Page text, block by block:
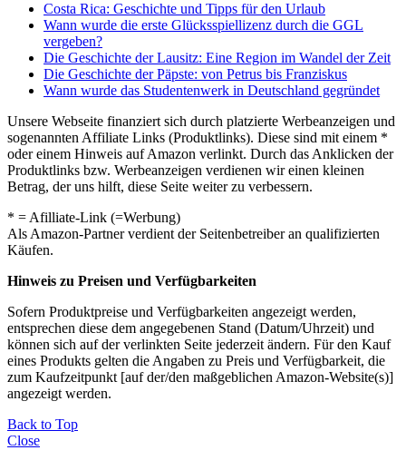
Costa Rica: Geschichte und Tipps für den Urlaub
Wann wurde die erste Glücksspiellizenz durch die GGL
vergeben?
Die Geschichte der Lausitz: Eine Region im Wandel der Zeit
Die Geschichte der Päpste: von Petrus bis Franziskus
Wann wurde das Studentenwerk in Deutschland gegründet
Unsere Webseite finanziert sich durch platzierte Werbeanzeigen und
sogenannten Affiliate Links (Produktlinks). Diese sind mit einem *
oder einem Hinweis auf Amazon verlinkt. Durch das Anklicken der
Produktlinks bzw. Werbeanzeigen verdienen wir einen kleinen
Betrag, der uns hilft, diese Seite weiter zu verbessern.
* = Afilliate-Link (=Werbung)
Als Amazon-Partner verdient der Seitenbetreiber an qualifizierten
Käufen.
Hinweis zu Preisen und Verfügbarkeiten
Sofern Produktpreise und Verfügbarkeiten angezeigt werden,
entsprechen diese dem angegebenen Stand (Datum/Uhrzeit) und
können sich auf der verlinkten Seite jederzeit ändern. Für den Kauf
eines Produkts gelten die Angaben zu Preis und Verfügbarkeit, die
zum Kaufzeitpunkt [auf der/den maßgeblichen Amazon-Website(s)]
angezeigt werden.
Back to Top
Close